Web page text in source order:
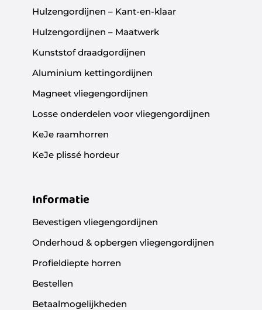
Hulzengordijnen – Kant-en-klaar
Hulzengordijnen – Maatwerk
Kunststof draadgordijnen
Aluminium kettingordijnen
Magneet vliegengordijnen
Losse onderdelen voor vliegengordijnen
KeJe raamhorren
KeJe plissé hordeur
Informatie
Bevestigen vliegengordijnen
Onderhoud & opbergen vliegengordijnen
Profieldiepte horren
Bestellen
Betaalmogelijkheden